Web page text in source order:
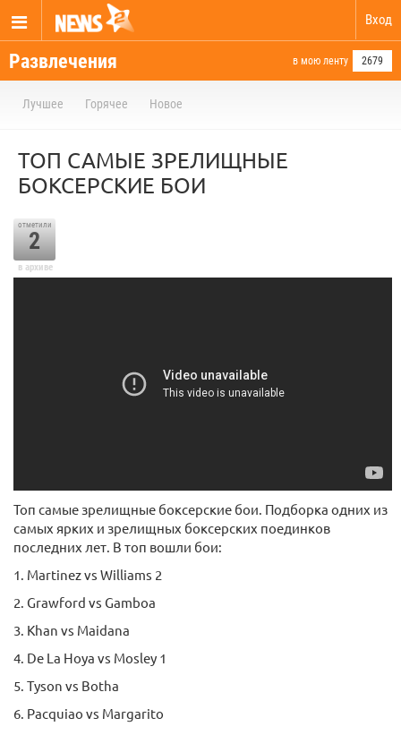
Вход
Развлечения в мою ленту 2679
Лучшее Горячее Новое
ТОП САМЫЕ ЗРЕЛИЩНЫЕ
БОКСЕРСКИЕ БОИ
отметили
2
в архиве
Топ самые зрелищные боксерские бои. Подборка одних из
самых ярких и зрелищных боксерских поединков
последних лет. В топ вошли бои:
1. Martinez vs Williams 2
2. Grawford vs Gamboa
3. Khan vs Maidana
4. De La Hoya vs Mosley 1
5. Tyson vs Botha
6. Pacquiao vs Margarito